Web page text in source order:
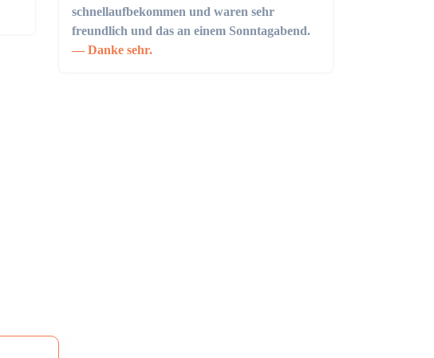
schnellaufbekommen und waren sehr
freundlich und das an einem Sonntagabend.
Danke sehr.